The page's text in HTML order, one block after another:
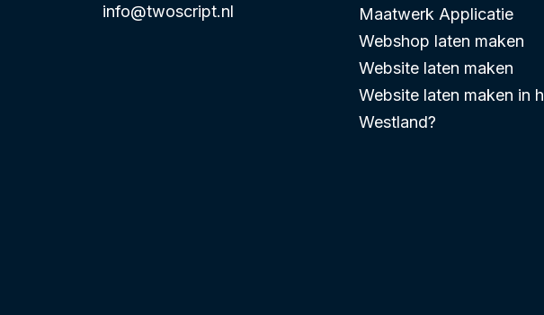
info@twoscript.nl
Maatwerk Applicatie
Webshop laten maken
Website laten maken
Website laten maken in
Westland?